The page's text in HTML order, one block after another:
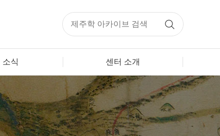
소식 센터 소개